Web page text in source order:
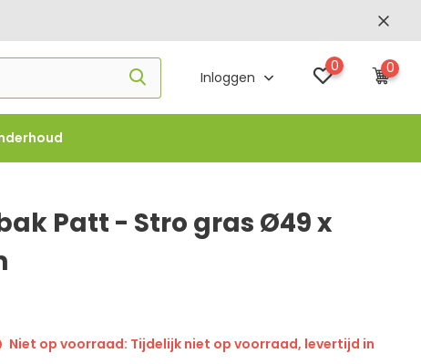
Inloggen
0 0
€1000 -
Patt - Stro gras Ø49 x
Niet op voorraad: Tijdelijk niet op voorraad, levertijd in